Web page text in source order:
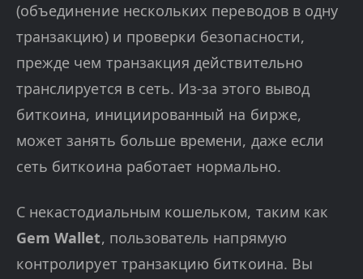
(объединение нескольких переводов в одну
транзакцию) и проверки безопасности,
прежде чем транзакция действительно
транслируется в сеть. Из-за этого вывод
биткоина, инициированный на бирже,
может занять больше времени, даже если
сеть биткоина работает нормально.
С некастодиальным кошельком, таким как
Gem Wallet, пользователь напрямую
контролирует транзакцию биткоина. Вы